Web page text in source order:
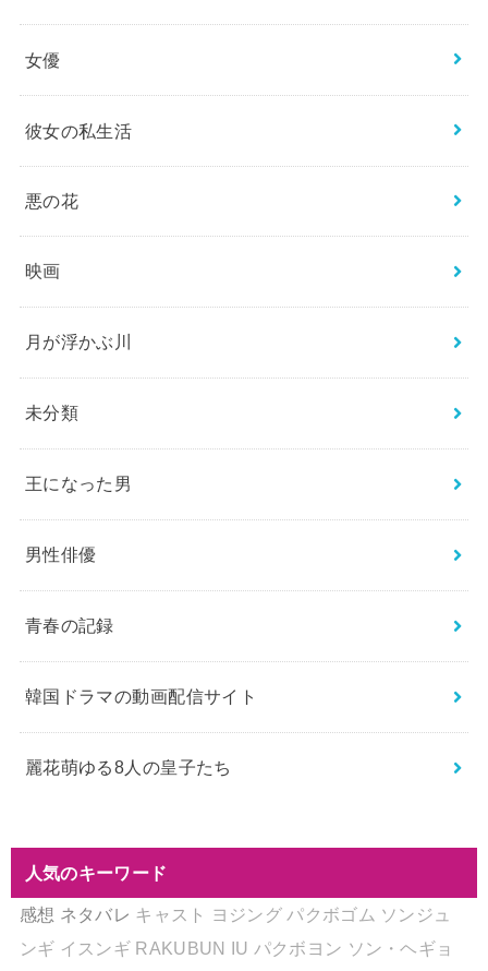
女優
彼女の私生活
悪の花
映画
月が浮かぶ川
未分類
王になった男
男性俳優
青春の記録
韓国ドラマの動画配信サイト
麗花萌ゆる8人の皇子たち
人気のキーワード
感想 ネタバレ キャスト ヨジング パクボゴム ソンジュ
ンギ イスンギ RAKUBUN IU パクボヨン ソン・ヘギョ